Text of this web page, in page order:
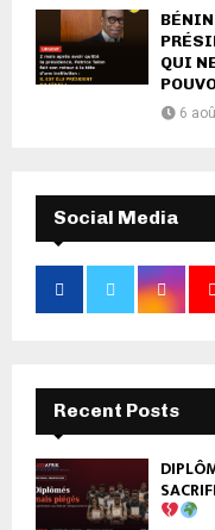
QUI
6
Social Media
Recent Posts